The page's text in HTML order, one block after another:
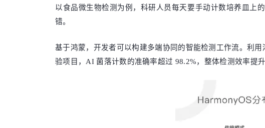
以食品微生物检测为例，科研人员每天要手动计数培养皿上
错。
基于鸿蒙，开发者可以构建多端协同的智能检测工作流。利
验项目，AI 菌落计数的准确率超过 98.2%，整体检测效率提升